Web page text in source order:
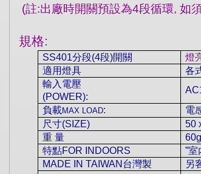
(註:出廠時開關預設為4段循環, 如
規格:
SS401分段(4段)開關 燈
適用燈具
各
輸入電壓
(POWER):
負載MAX LOAD: 電
尺寸(SIZE)
50
重 量
60g
特點FOR INDOORS ”室
MADE IN TAIWAN 台灣製 另